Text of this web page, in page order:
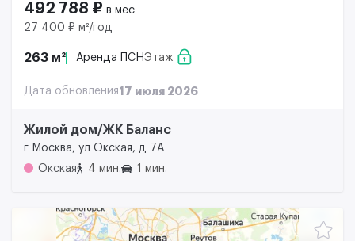
492 788 ₽ в мес
27 400 ₽ м²/год
263 м² Аренда ПСНЭтаж
Дата обновления17 июля 2026
Жилой дом/ЖК Баланс
г Москва, ул Окская, д 7А
Окская
4 мин. 1 мин.